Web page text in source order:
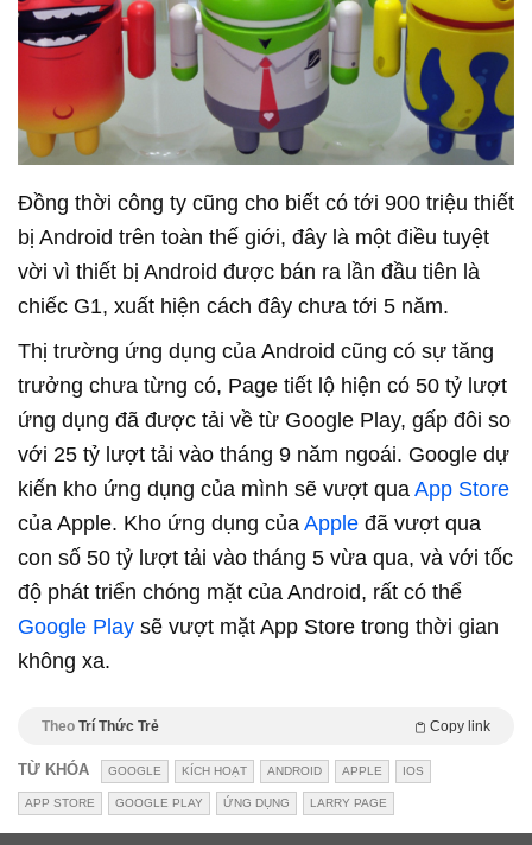
Đồng thời công ty cũng cho biết có tới 900 triệu thiết
bị Android trên toàn thế giới, đây là một điều tuyệt
vời vì thiết bị Android được bán ra lần đầu tiên là
chiếc G1, xuất hiện cách đây chưa tới 5 năm.
Thị trường ứng dụng của Android cũng có sự tăng
trưởng chưa từng có, Page tiết lộ hiện có 50 tỷ lượt
ứng dụng đã được tải về từ Google Play, gấp đôi so
với 25 tỷ lượt tải vào tháng 9 năm ngoái. Google dự
kiến kho ứng dụng của mình sẽ vượt qua App Store
của Apple. Kho ứng dụng của Apple đã vượt qua
con số 50 tỷ lượt tải vào tháng 5 vừa qua, và với tốc
độ phát triển chóng mặt của Android, rất có thể
Google Play sẽ vượt mặt App Store trong thời gian
không xa.
Theo Trí Thức Trẻ Copy link
TỪ KHÓA GOOGLE KÍCH HOẠT ANDROID APPLE IOS
APP STORE GOOGLE PLAY ỨNG DỤNG LARRY PAGE